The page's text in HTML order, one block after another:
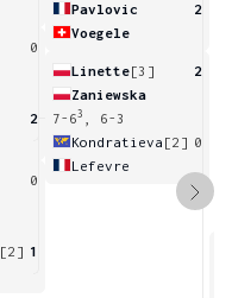
0
2
0
[2] 1
Pavlovic
2
Voegele
Linette[3]
2
Zaniewska
7-63
, 6-3
Kondratieva [2] 0
Lefevre